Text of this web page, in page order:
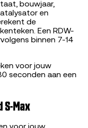
bouwjaar,
en
de
Een RDW-
binnen 7-14
voor jouw
seconden aan een
S-Max